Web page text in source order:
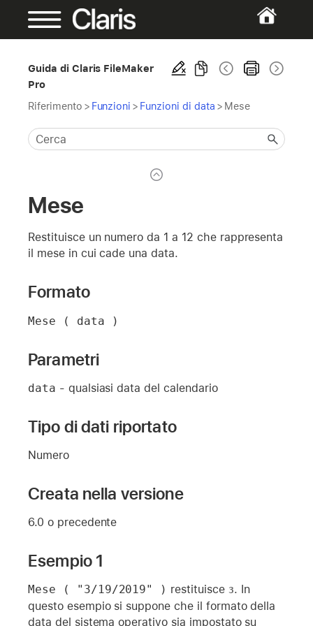
Guida di Claris FileMaker
Pro
Riferimento > Funzioni > Funzioni di data > Mese
Mese
Restituisce un numero da 1 a 12 che rappresenta
il mese in cui cade una data.
Formato
Mese ( data )
Parametri
data - qualsiasi data del calendario
Tipo di dati riportato
Numero
Creata nella versione
6.0 o precedente
Esempio 1
Mese ( "3/19/2019" ) restituisce 3. In
questo esempio si suppone che il formato della
data del sistema operativo sia impostato su